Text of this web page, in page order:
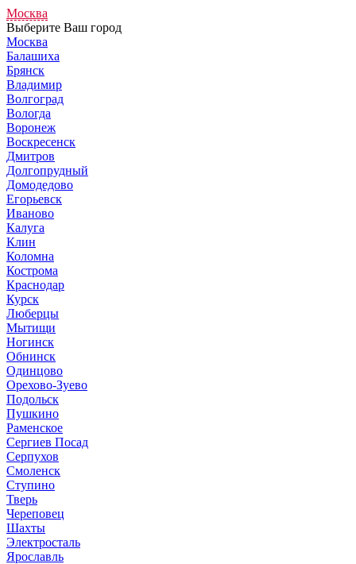
Москва
Выберите Ваш город
Москва
Балашиха
Брянск
Владимир
Волгоград
Вологда
Воронеж
Воскресенск
Дмитров
Долгопрудный
Домодедово
Егорьевск
Иваново
Калуга
Клин
Коломна
Кострома
Краснодар
Курск
Люберцы
Мытищи
Ногинск
Обнинск
Одинцово
Орехово-Зуево
Подольск
Пушкино
Раменское
Сергиев Посад
Серпухов
Смоленск
Ступино
Тверь
Череповец
Шахты
Электросталь
Ярославль